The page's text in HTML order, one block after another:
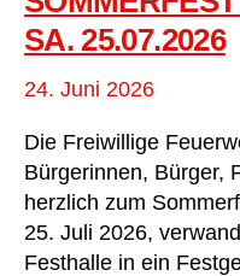
SA. 25.07.2026
24. Juni 2026
Die Freiwillige
Bürgerinnen, Bürger,
herzlich zum
25. Juli 2026,
Festhalle in ein